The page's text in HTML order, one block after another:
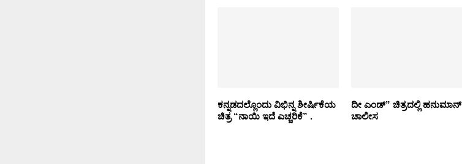
ಕನ್ನಡದಲ್ಲೊಂದು ವಿಭಿನ್ನ ಶೀರ್ಷಿಕೆಯ
ಚಿತ್ರ “ನಾಯಿ ಇದೆ ಎಚ್ಚರಿಕೆ” .
ದೀ ಎಂಡ್” ಚಿತ್ರದಲ್ಲಿ ಹನುಮಾನ್
ಚಾಲೀಸ